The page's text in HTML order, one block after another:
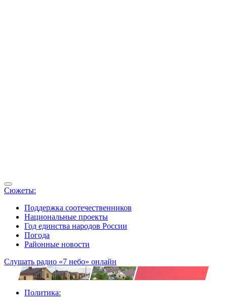
Сюжеты:
Поддержка соотечественников
Национальные проекты
Год единства народов России
Погода
Районные новости
Слушать радио «7 небо» онлайн
Политика: